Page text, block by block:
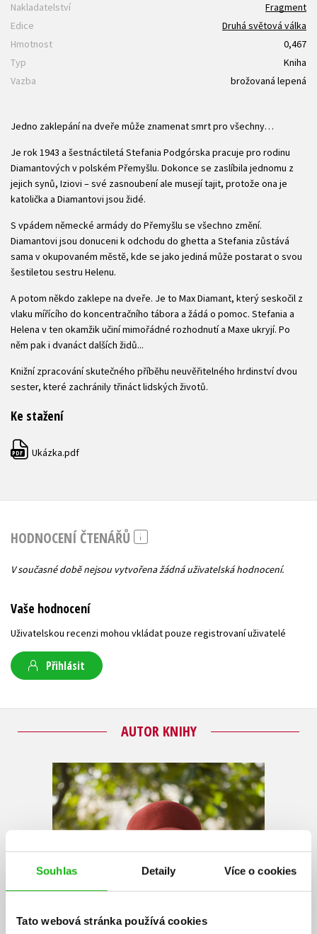
Souhlas Detaily Více o cookies
Tato webová stránka používá cookies
Nakladatelství
Fragment
Edice
Druhá světová válka
Hmotnost
0,467
Typ
Kniha
Vazba
brožovaná lepená
Jedno zaklepání na dveře může znamenat smrt pro všechny…
Je rok 1943 a šestnáctiletá Stefania Podgórska pracuje pro rodinu
Diamantových v polském Přemyšlu. Dokonce se zaslíbila jednomu z
jejich synů, Iziovi – své zasnoubení ale musejí tajit, protože ona je
katolička a Diamantovi jsou židé.
S vpádem německé armády do Přemyšlu se všechno změní.
Diamantovi jsou donuceni k odchodu do ghetta a Stefania zůstává
sama v okupovaném městě, kde se jako jediná může postarat o svou
šestiletou sestru Helenu.
A potom někdo zaklepe na dveře. Je to Max Diamant, který seskočil z
vlaku mířícího do koncentračního tábora a žádá o pomoc. Stefania a
Helena v ten okamžik učiní mimořádné rozhodnutí a Maxe ukryjí. Po
něm pak i dvanáct dalších židů...
Knižní zpracování skutečného příběhu neuvěřitelného hrdinství dvou
sester, které zachránily třináct lidských životů.
Ke stažení
PDF Ukázka.pdf
HODNOCENÍ ČTENÁŘŮ
V současné době nejsou vytvořena žádná uživatelská hodnocení.
Vaše hodnocení
Uživatelskou recenzi mohou vkládat pouze registrovaní uživatelé
Přihlásit
AUTOR KNIHY